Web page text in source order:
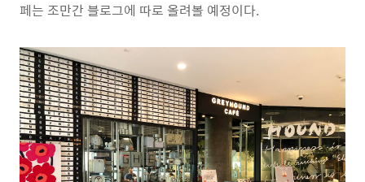
페는 조만간 블로그에 따로 올려볼 예정이다.